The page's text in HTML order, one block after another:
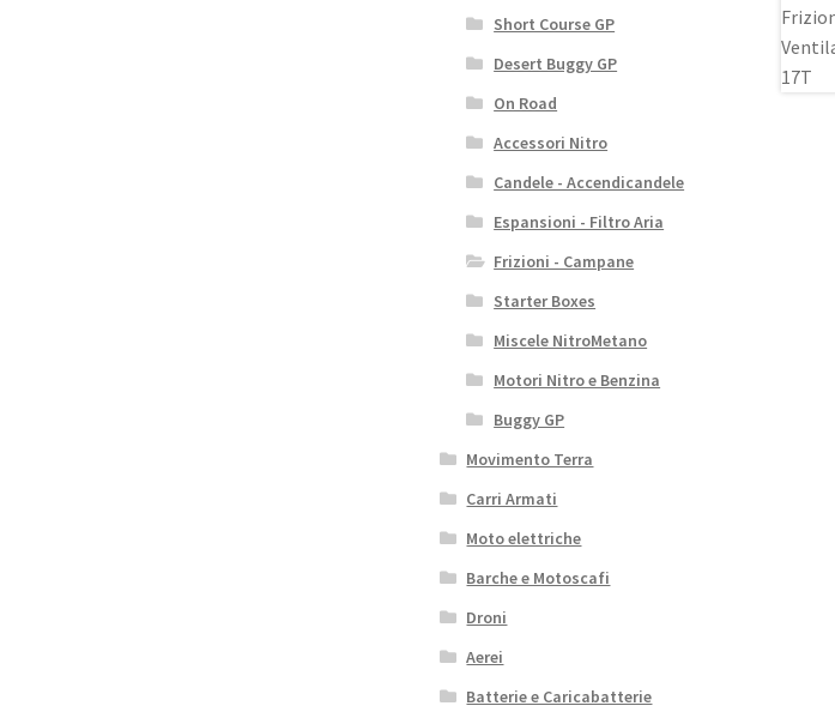
Short Course GP
Desert Buggy GP
On Road
Accessori Nitro
Candele - Accendicandele
Espansioni - Filtro Aria
Frizioni - Campane
Starter Boxes
Miscele NitroMetano
Motori Nitro e Benzina
Buggy GP
Movimento Terra
Carri Armati
Moto elettriche
Barche e Motoscafi
Droni
Aerei
Batterie e Caricabatterie